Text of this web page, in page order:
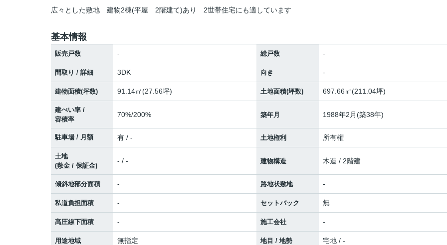
広々とした敷地 建物2棟(平屋 2階建て)あり 2世帯住宅にも適しています
基本情報
販売戸数 - 総戸数 -
間取り / 詳細 3DK 向き -
建物面積(坪数) 91.14㎡(27.56坪) 土地面積(坪数) 697.66㎡(211.04坪)
建ぺい率 /
容積率
70%/200% 築年月 1988年2月(築38年)
駐車場 / 月額 有 / - 土地権利 所有権
土地
(敷金 / 保証金)
- / - 建物構造 木造 / 2階建
傾斜地部分面積 - 路地状敷地 -
私道負担面積 - セットバック 無
高圧線下面積 - 施工会社 -
用途地域 無指定 地目 / 地勢 宅地 / -